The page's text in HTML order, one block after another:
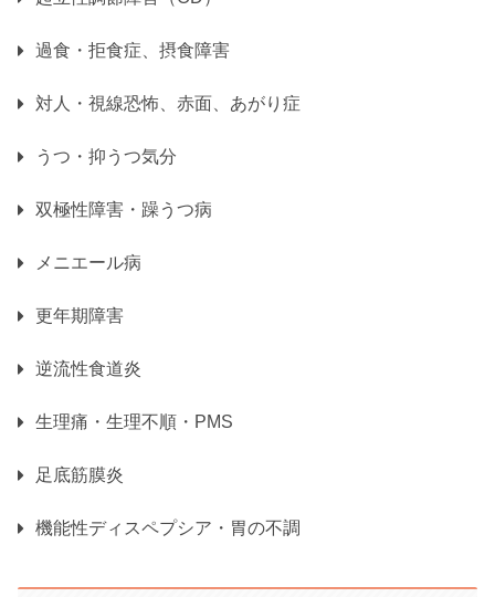
過食・拒食症、摂食障害
対人・視線恐怖、赤面、あがり症
うつ・抑うつ気分
双極性障害・躁うつ病
メニエール病
更年期障害
逆流性食道炎
生理痛・生理不順・PMS
足底筋膜炎
機能性ディスペプシア・胃の不調